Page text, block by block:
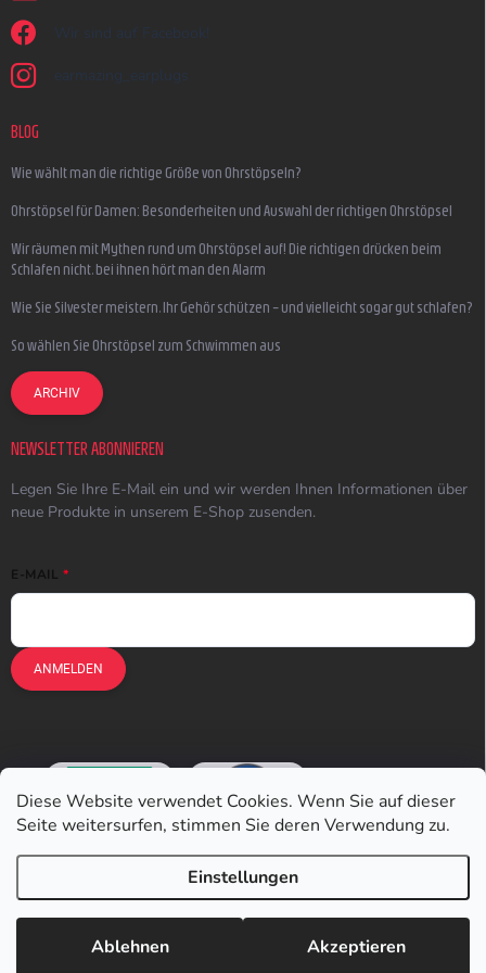
Diese Website verwendet Cookies. Wenn Sie auf dieser
Seite weitersurfen, stimmen Sie deren Verwendung zu.
Einstellungen
Ablehnen Akzeptieren
Wir sind auf Facebook!
earmazing_earplugs
BLOG
Wie wählt man die richtige Größe von Ohrstöpseln?
Ohrstöpsel für Damen: Besonderheiten und Auswahl der richtigen Ohrstöpsel
Wir räumen mit Mythen rund um Ohrstöpsel auf! Die richtigen drücken beim
Schlafen nicht, bei ihnen hört man den Alarm
Wie Sie Silvester meistern, Ihr Gehör schützen – und vielleicht sogar gut schlafen?
So wählen Sie Ohrstöpsel zum Schwimmen aus
ARCHIV
NEWSLETTER ABONNIEREN
Legen Sie Ihre E-Mail ein und wir werden Ihnen Informationen über
neue Produkte in unserem E-Shop zusenden.
E-MAIL
ANMELDEN
Copyright 2026 . Alle Rechte vorbehalten.